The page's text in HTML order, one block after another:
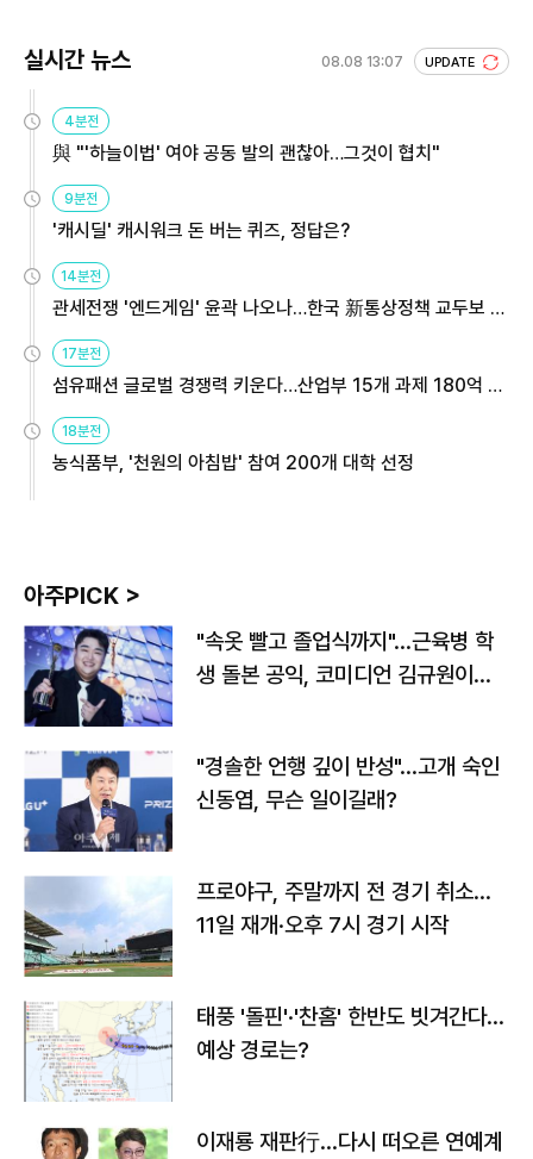
실시간 뉴스 08.08 13:07 UPDATE
4분전
與 "'하늘이법' 여야 공동 발의 괜찮아…그것이 협치"
9분전
'캐시딜' 캐시워크 돈 버는 퀴즈, 정답은?
14분전
관세전쟁 '엔드게임' 윤곽 나오나…한국 新통상정책 교두보 활
용해야
17분전
섬유패션 글로벌 경쟁력 키운다…산업부 15개 과제 180억 지
원
18분전
농식품부, '천원의 아침밥' 참여 200개 대학 선정
아주PICK >
"속옷 빨고 졸업식까지"…근육병 학
생 돌본 공익, 코미디언 김규원이었
"경솔한 언행 깊이 반성"…고개 숙인
신동엽, 무슨 일이길래?
프로야구, 주말까지 전 경기 취소…
11일 재개·오후 7시 경기 시작
태풍 '돌핀'·'찬홈' 한반도 빗겨간다…
예상 경로는?
이재룡 재판行…다시 떠오른 연예계